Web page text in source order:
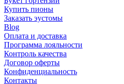
Купить пионы
Заказать эустомы
Blog
Оплата и доставка
Программа лояльности
Контроль качества
Договор оферты
Конфиденциальность
Контакты